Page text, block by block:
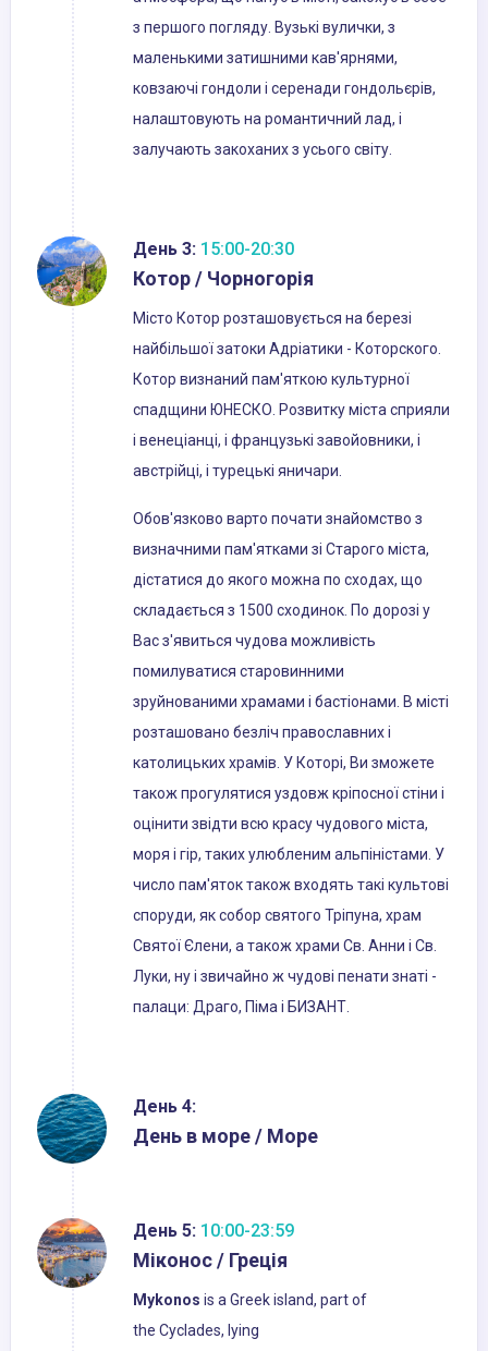
з першого погляду. Вузькі вулички, з
маленькими затишними кав'ярнями,
ковзаючі гондоли і серенади гондольєрів,
налаштовують на романтичний лад, і
залучають закоханих з усього світу.
День 3: 15:00-20:30
Котор / Чорногорія
Місто Котор розташовується на березі
найбільшої затоки Адріатики - Которского.
Котор визнаний пам'яткою культурної
спадщини ЮНЕСКО. Розвитку міста сприяли
і венеціанці, і французькі завойовники, і
австрійці, і турецькі яничари.
Обов'язково варто почати знайомство з
визначними пам'ятками зі Старого міста,
дістатися до якого можна по сходах, що
складається з 1500 сходинок. По дорозі у
Вас з'явиться чудова можливість
помилуватися старовинними
зруйнованими храмами і бастіонами. В місті
розташовано безліч православних і
католицьких храмів. У Которі, Ви зможете
також прогулятися уздовж кріпосної стіни і
оцінити звідти всю красу чудового міста,
моря і гір, таких улюбленим альпіністами. У
число пам'яток також входять такі культові
споруди, як собор святого Тріпуна, храм
Святої Єлени, а також храми Св. Анни і Св.
Луки, ну і звичайно ж чудові пенати знаті -
палаци: Драго, Піма і БИЗАНТ.
День 4:
День в море / Море
День 5: 10:00-23:59
Міконос / Греція
Mykonos is a Greek island, part of
the Cyclades, lying